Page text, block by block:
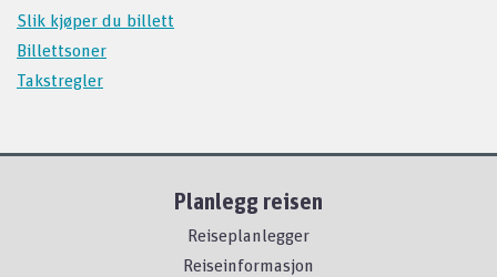
Slik kjøper du billett
Billettsoner
Takstregler
Planlegg reisen
Reiseplanlegger
Reiseinformasjon